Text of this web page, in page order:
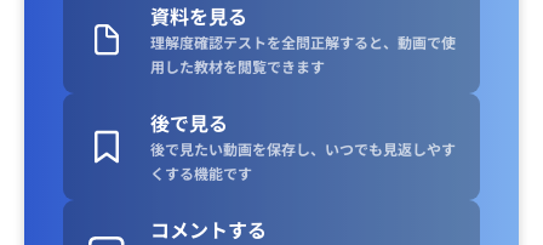
資料を見る
理解度確認テストを全問正解すると、動画で使
用した教材を閲覧できます
後で見る
後で見たい動画を保存し、いつでも見返しやす
くする機能です
コメントする